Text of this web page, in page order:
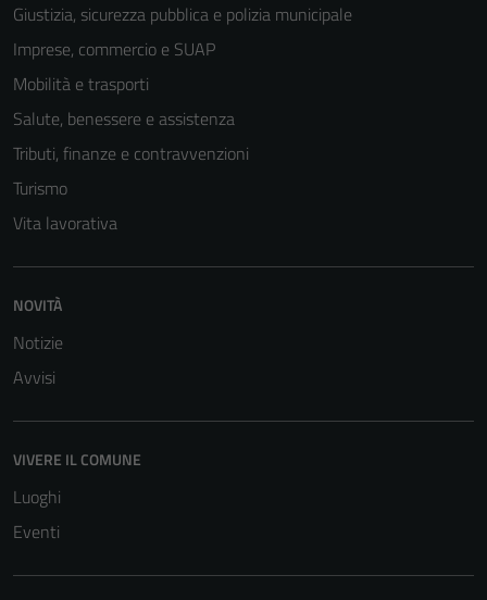
Giustizia, sicurezza pubblica e polizia municipale
Imprese, commercio e SUAP
Mobilità e trasporti
Salute, benessere e assistenza
Tributi, finanze e contravvenzioni
Turismo
Vita lavorativa
NOVITÀ
Notizie
Avvisi
VIVERE IL COMUNE
Luoghi
Eventi